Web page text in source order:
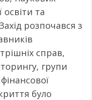
освіти та
розпочався з
справ,
групи
було